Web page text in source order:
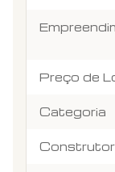
Preço de
Categoria